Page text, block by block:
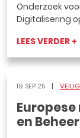
Onderzoek
Digitalisering
LEES VERDER +
19 SEP 25
en